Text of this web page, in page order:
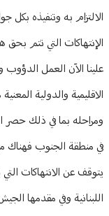
الالتزام به وتنفيذه
الإنتهاكات التي تتم بحق
علينا الآن العمل
الاقليمية والدولية
ومراحله بما في ذلك حصر
في منطقة الجنوب فهناك
يتوقف عن الانتهاكات
اللبنانية وفي مقدمها